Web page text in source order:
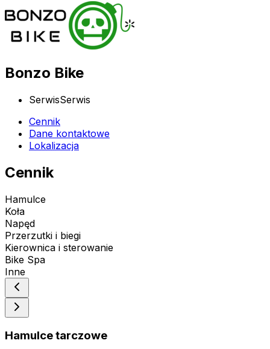
Bonzo Bike
SerwisSerwis
Cennik
Dane kontaktowe
Lokalizacja
Cennik
Hamulce
Koła
Napęd
Przerzutki i biegi
Kierownica i sterowanie
Bike Spa
Inne
Hamulce tarczowe